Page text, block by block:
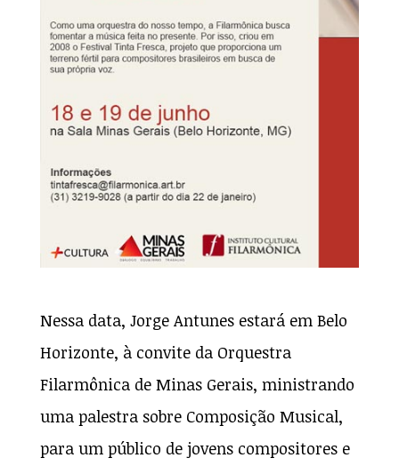
Nessa data, Jorge Antunes estará em Belo
Horizonte, à convite da Orquestra
Filarmônica de Minas Gerais, ministrando
uma palestra sobre Composição Musical,
para um público de jovens compositores e